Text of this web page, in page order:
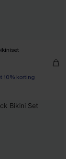
10% korting